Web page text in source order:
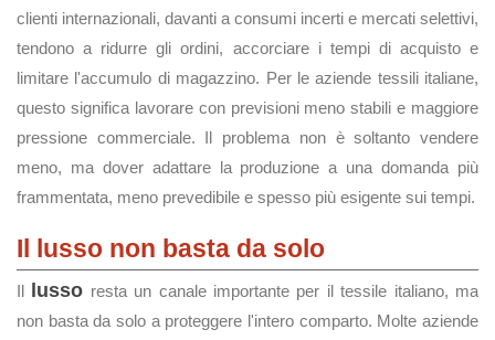
clienti internazionali, davanti a consumi incerti e mercati selettivi,
tendono a ridurre gli ordini, accorciare i tempi di acquisto e
limitare l'accumulo di magazzino. Per le aziende tessili italiane,
questo significa lavorare con previsioni meno stabili e maggiore
pressione commerciale. Il problema non è soltanto vendere
meno, ma dover adattare la produzione a una domanda più
frammentata, meno prevedibile e spesso più esigente sui tempi.
Il lusso non basta da solo
Il lusso resta un canale importante per il tessile italiano, ma
non basta da solo a proteggere l'intero comparto. Molte aziende